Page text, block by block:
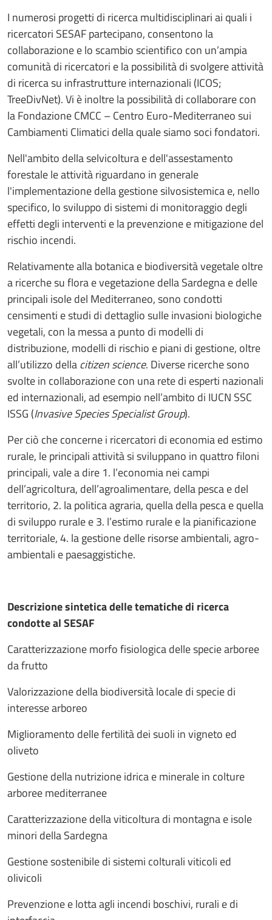
I numerosi progetti di ricerca multidisciplinari ai quali i
ricercatori SESAF partecipano, consentono la
collaborazione e lo scambio scientifico con un’ampia
comunità di ricercatori e la possibilità di svolgere attività
di ricerca su infrastrutture internazionali (ICOS;
TreeDivNet). Vi è inoltre la possibilità di collaborare con
la Fondazione CMCC – Centro Euro-Mediterraneo sui
Cambiamenti Climatici della quale siamo soci fondatori.
Nell'ambito della selvicoltura e dell'assestamento
forestale le attività riguardano in generale
l'implementazione della gestione silvosistemica e, nello
specifico, lo sviluppo di sistemi di monitoraggio degli
effetti degli interventi e la prevenzione e mitigazione del
rischio incendi.
Relativamente alla botanica e biodiversità vegetale oltre
a ricerche su flora e vegetazione della Sardegna e delle
principali isole del Mediterraneo, sono condotti
censimenti e studi di dettaglio sulle invasioni biologiche
vegetali, con la messa a punto di modelli di
distribuzione, modelli di rischio e piani di gestione, oltre
all’utilizzo dellacitizen science. Diverse ricerche sono
svolte in collaborazione con una rete di esperti nazionali
ed internazionali, ad esempio nell’ambito di IUCN SSC
ISSG (Invasive Species Specialist Group).
Per ciò che concerne i ricercatori di economia ed estimo
rurale, le principali attività si sviluppano in quattro filoni
principali, vale a dire 1. l’economia nei campi
dell’agricoltura, dell’agroalimentare, della pesca e del
territorio, 2. la politica agraria, quella della pesca e quella
di sviluppo rurale e 3. l’estimo rurale e la pianificazione
territoriale, 4. la gestione delle risorse ambientali, agro-
ambientali e paesaggistiche.
Descrizione sintetica delle tematiche di ricerca
condotte al SESAF
Caratterizzazione morfo fisiologica delle specie arboree
da frutto
Valorizzazione della biodiversità locale di specie di
interesse arboreo
Miglioramento delle fertilità dei suoli in vigneto ed
oliveto
Gestione della nutrizione idrica e minerale in colture
arboree mediterranee
Caratterizzazione della viticoltura di montagna e isole
minori della Sardegna
Gestione sostenibile di sistemi colturali viticoli ed
olivicoli
Prevenzione e lotta agli incendi boschivi, rurali e di